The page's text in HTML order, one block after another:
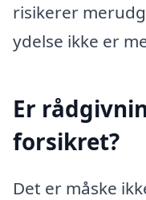
risikerer
ydelse ikke er
Er
forsikret?
Det er måske